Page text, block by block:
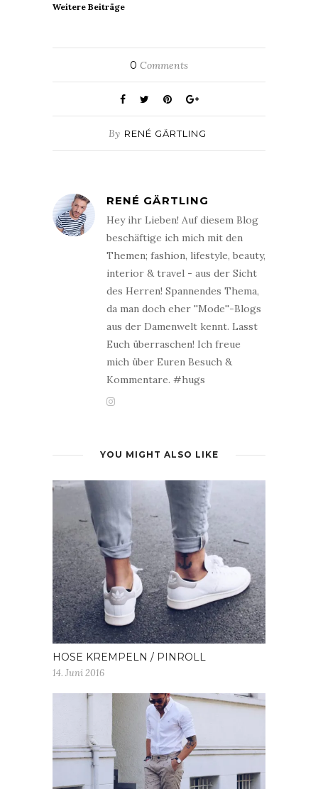
Weitere Beiträge
0 Comments
By RENÉ GÄRTLING
RENÉ GÄRTLING
Hey ihr Lieben! Auf diesem Blog
beschäftige ich mich mit den
Themen; fashion, lifestyle, beauty,
interior & travel - aus der Sicht
des Herren! Spannendes Thema,
da man doch eher ''Mode''-Blogs
aus der Damenwelt kennt. Lasst
Euch überraschen! Ich freue
mich über Euren Besuch &
Kommentare. #hugs
YOU MIGHT ALSO LIKE
HOSE KREMPELN / PINROLL
14. Juni 2016